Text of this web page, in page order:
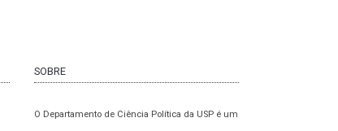
SOBRE
O Departamento de Ciência Política da USP é um